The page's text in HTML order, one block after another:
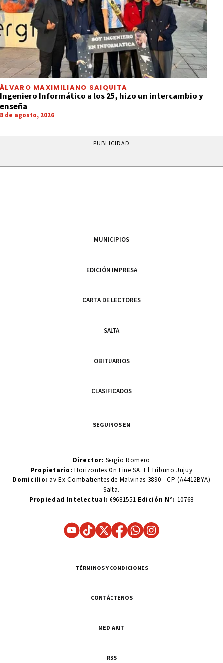
ÁLVARO MAXIMILIANO SAIQUITA
Ingeniero Informático a los 25, hizo un intercambio y
enseña
8 de agosto, 2026
PUBLICIDAD
MUNICIPIOS
EDICIÓN IMPRESA
CARTA DE LECTORES
SALTA
OBITUARIOS
CLASIFICADOS
SEGUINOS EN
Director: Sergio Romero
Propietario:Horizontes On Line SA. El Tribuno Jujuy
Domicilio: av Ex Combatientes de Malvinas 3890 - CP (A4412BYA)
Salta.
Propiedad Intelectual: 69681551 Edición N°: 10768
TÉRMINOS Y CONDICIONES
CONTÁCTENOS
MEDIAKIT
RSS